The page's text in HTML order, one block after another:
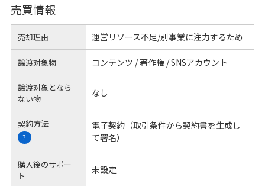
売買情報
売却理由 運営リソース不足/別事業に注力するため
譲渡対象物 コンテンツ / 著作権 / SNSアカウント
譲渡対象となら
ない物
なし
契約方法
?
電子契約（取引条件から契約書を生成し
て署名）
購入後のサポー
ト
未設定